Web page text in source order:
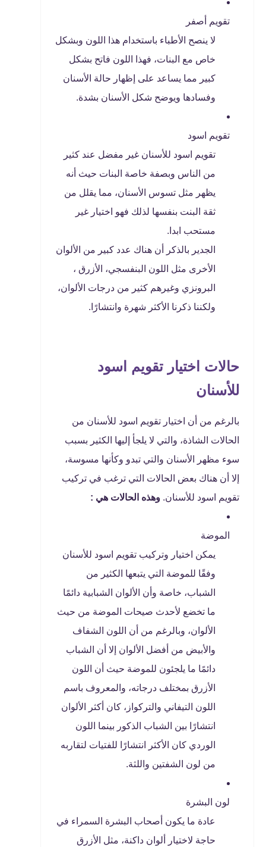
تقويم أصفر
لا ينصح الأطباء باستخدام هذا اللون وبشكل
خاص مع البنات، فهذا اللون فاتح بشكل
كبير مما يساعد على إظهار حالة الأسنان
وفسادها ويوضح شكل الأسنان بشدة.
تقويم اسود
تقويم اسود للأسنان غير مفضل عند كثير
من الناس وبصفة خاصة البنات حيث أنه
يظهر مثل تسوس الأسنان، مما يقلل من
ثقة البنت بنفسها لذلك فهو اختيار غير
مستحب ابدا.
الجدير بالذكر أن هناك عدد كبير من الألوان
الأخرى مثل اللون البنفسجي، الأزرق ،
البرونزي وغيرهم كثير من درجات الألوان،
ولكننا ذكرنا الأكثر شهرة وانتشارًا.
حالات اختيار تقويم اسود
للأسنان
بالرغم من أن اختيار تقويم اسود للأسنان من
الحالات الشاذة، والتي لا يلجأ إليها الكثير بسبب
سوء مظهر الأسنان والتي تبدو وكأنها مسوسة،
إلا أن هناك بعض الحالات التي ترغب في تركيب
تقويم اسود للأسنان. وهذه الحالات هي :
الموضة
يمكن اختيار وتركيب تقويم اسود للأسنان
وفقًا للموضة التي يتبعها الكثير من
الشباب، خاصة وأن الألوان الشبابية دائمًا
ما تخضع لأحدث صيحات الموضة من حيث
الألوان، وبالرغم من أن اللون الشفاف
والأبيض من أفضل الألوان إلا أن الشباب
دائمًا ما يلجئون للموضة حيث أن اللون
الأزرق بمختلف درجاته، والمعروف باسم
اللون التيفاني والتركواز، كان أكثر الألوان
انتشارًا بين الشباب الذكور بينما اللون
الوردي كان الأكثر انتشارًا للفتيات لتقاربه
من لون الشفتين واللثة.
لون البشرة
عادة ما يكون أصحاب البشرة السمراء في
حاجة لاختيار ألوان داكنة، مثل الأزرق